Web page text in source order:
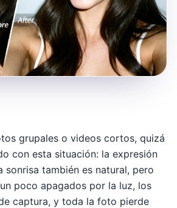
grupales o videos cortos, quizá
con esta situación: la expresión
sonrisa también es natural, pero
poco apagados por la luz, los
captura, y toda la foto pierde